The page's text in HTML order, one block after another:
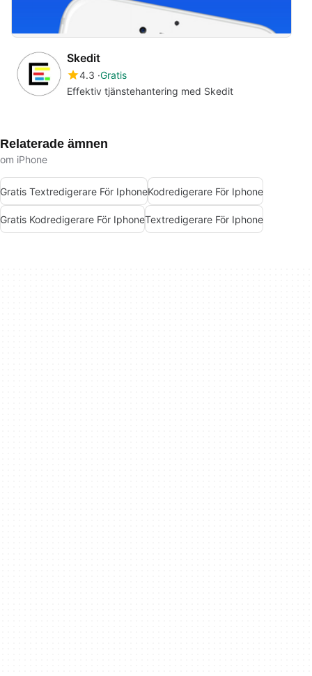
Skedit
4.3 Gratis
Effektiv tjänstehantering med Skedit
Relaterade ämnen
om iPhone
Gratis Textredigerare För IphoneKodredigerare För Iphone
Gratis Kodredigerare För IphoneTextredigerare För Iphone